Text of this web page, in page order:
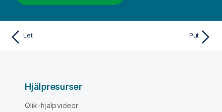
Let Put
Hjälpresurser
Qlik-hjälpvideor